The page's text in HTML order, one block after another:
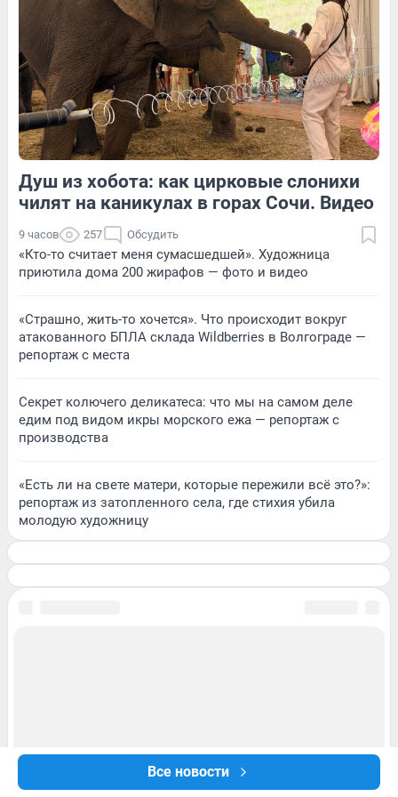
Все новости
Обсудить Обсудить
4 Обсудить
Душ из хобота: как цирковые слонихи
чилят на каникулах в горах Сочи. Видео
9 часов 257 Обсудить
«Кто-то считает меня сумасшедшей». Художница
приютила дома 200 жирафов — фото и видео
«Страшно, жить-то хочется». Что происходит вокруг
атакованного БПЛА склада Wildberries в Волгограде —
репортаж с места
Секрет колючего деликатеса: что мы на самом деле
едим под видом икры морского ежа — репортаж с
производства
«Есть ли на свете матери, которые пережили всё это?»:
репортаж из затопленного села, где стихия убила
молодую художницу